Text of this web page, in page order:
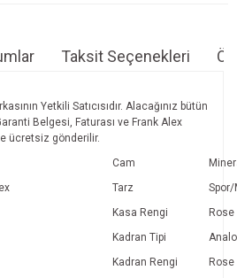
Taksit Seçenekleri
Yetkili Satıcısıdır. Alacağınız bütün
Belgesi, Faturası ve Frank Alex
ücretsiz gönderilir.
Cam
Tarz
Kasa Rengi
Rose
Kadran Tipi
Kadran Rengi
Rose